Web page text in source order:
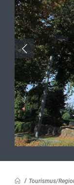
Tourismus/